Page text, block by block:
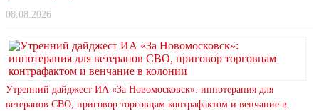
08.08.2026
Утренний дайджест ИА «За Новомосковск»: иппотерапия для
ветеранов СВО, приговор торговцам контрафактом и венчание в